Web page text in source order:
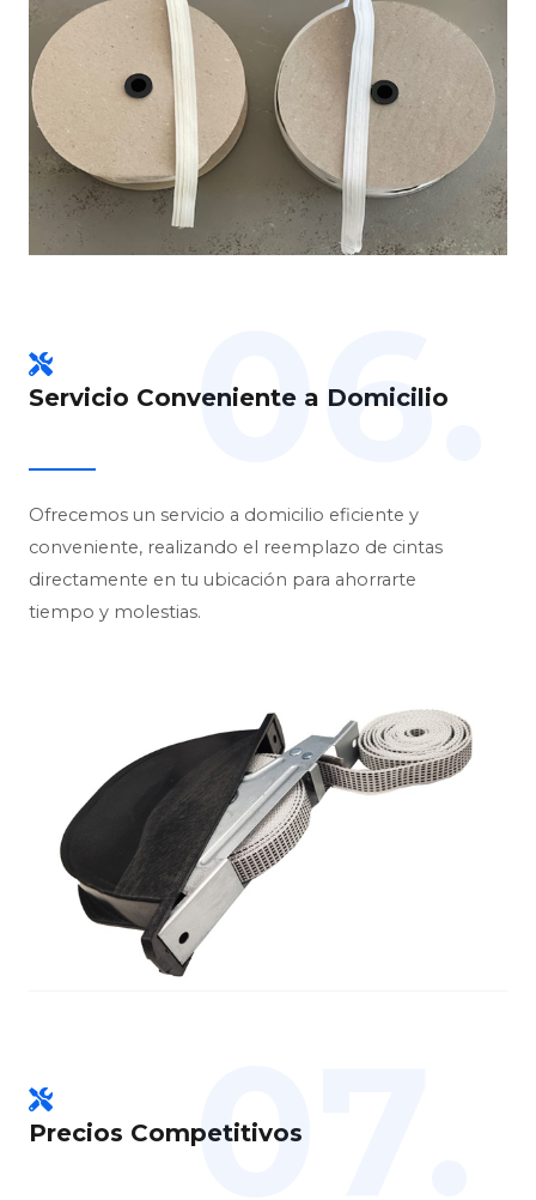
Servicio Conveniente a Domicilio
06.
Ofrecemos un servicio a domicilio eficiente y
conveniente, realizando el reemplazo de cintas
directamente en tu ubicación para ahorrarte
tiempo y molestias.
Precios Competitivos
07.